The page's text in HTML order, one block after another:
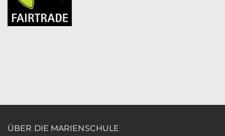
ÜBER DIE MARIENSCHULE